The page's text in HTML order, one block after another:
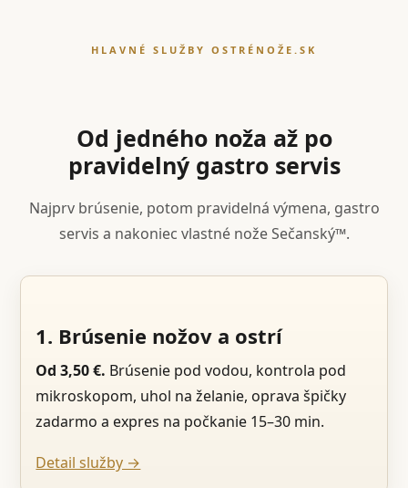
HLAVNÉ SLUŽBY OSTRÉNOŽE.SK
Od jedného noža až po
pravidelný gastro servis
Najprv brúsenie, potom pravidelná výmena, gastro
servis a nakoniec vlastné nože Sečanský™.
1. Brúsenie nožov a ostrí
Od 3,50 €. Brúsenie pod vodou, kontrola pod
mikroskopom, uhol na želanie, oprava špičky
zadarmo a expres na počkanie 15–30 min.
Detail služby →